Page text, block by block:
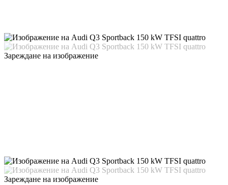
Зареждане на изображение
Зареждане на изображение